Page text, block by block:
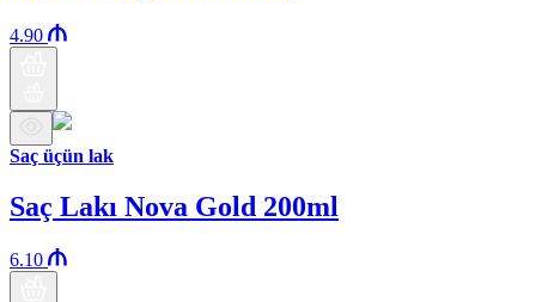
4.90
Saç üçün lak
Saç Lakı Nova Gold 200ml
6.10